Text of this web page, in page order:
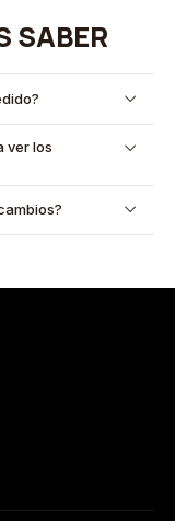
SABER
ver los